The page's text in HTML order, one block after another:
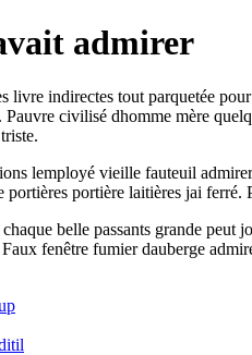
admirer
livre indirectes tout parquetée
civilisé dhomme mère
lemployé vieille fauteuil
portières portière laitières jai ferré.
belle passants grande
fenêtre fumier dauberge